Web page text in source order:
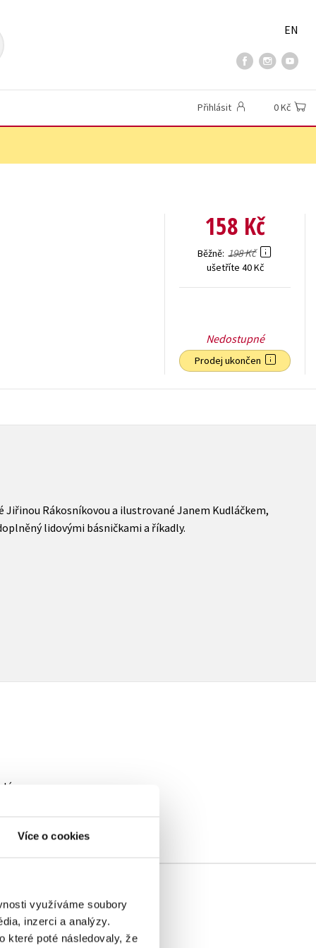
Více o cookies
využíváme soubory
inzerci a analýzy.
které poté následovaly, že
EN
Přihlásit 0 Kč
158 Kč
Běžně 198 Kč
ušetříte 40 Kč
Nedostupné
Prodej ukončen
Rákosníkovou a ilustrované Janem Kudláčkem,
lidovými básničkami a říkadly.